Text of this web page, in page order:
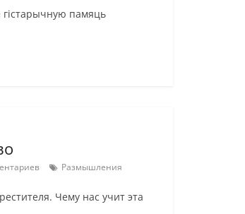
гiстарычную памяць
Размышления
Чему нас учит эта